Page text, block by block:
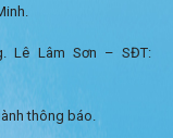
Lê Lâm Sơn – SĐT:
thông báo.